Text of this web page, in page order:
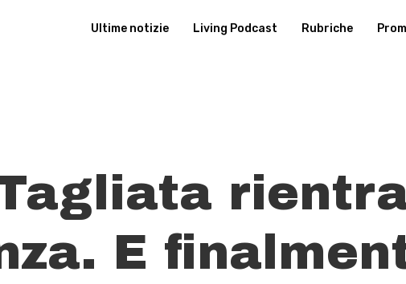
Ultime notizie Living Podcast Rubriche
E